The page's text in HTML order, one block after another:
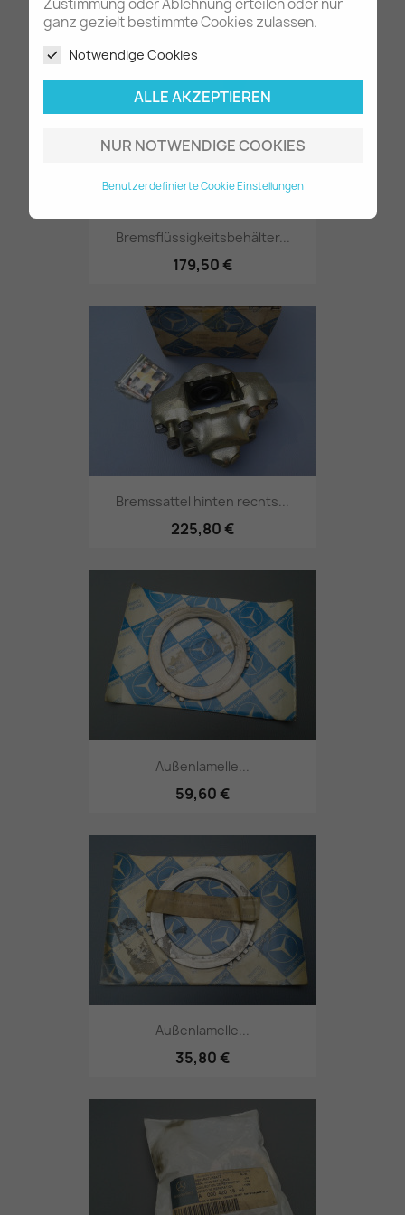
Zustimmung oder Ablehnung erteilen oder nur
ganz gezielt bestimmte Cookies zulassen.
Notwendige Cookies
ALLE AKZEPTIEREN
NUR NOTWENDIGE COOKIES
Benutzerdefinierte Cookie Einstellungen
Bremsflüssigkeitsbehälter...
179,50 €
Bremssattel hinten rechts...
225,80 €
Außenlamelle...
59,60 €
Außenlamelle...
35,80 €